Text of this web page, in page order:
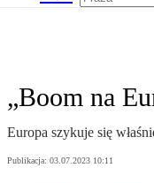
„Boom na
Europa szykuje się
Publikacja: 03.07.2023 10:11